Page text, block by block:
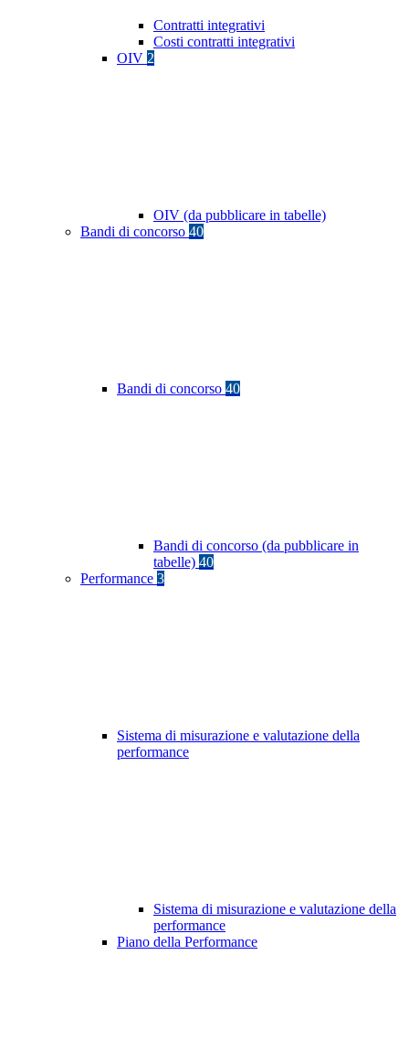
Contratti integrativi
Costi contratti integrativi
OIV 2
OIV (da pubblicare in tabelle)
Bandi di concorso 40
Bandi di concorso 40
Bandi di concorso (da pubblicare in
tabelle) 40
Performance 3
Sistema di misurazione e valutazione della
performance
Sistema di misurazione e valutazione della
performance
Piano della Performance